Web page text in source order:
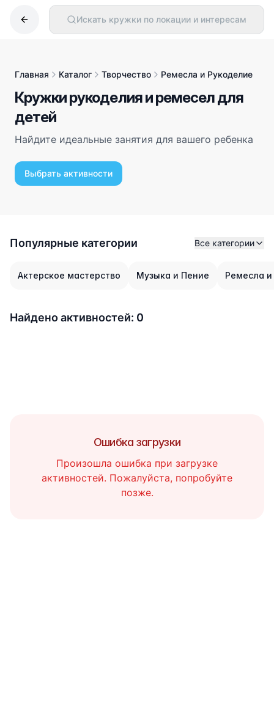
Искать кружки по локации и интересам
Главная Каталог Творчество Ремесла и Рукоделие
Кружки рукоделия и ремесел для
детей
Найдите идеальные занятия для вашего ребенка
Выбрать активности
Популярные категории Все категории
Актерское мастерство Музыка и Пение Ремесла
Найдено активностей: 0
Ошибка загрузки
Произошла ошибка при загрузке
активностей. Пожалуйста, попробуйте
позже.